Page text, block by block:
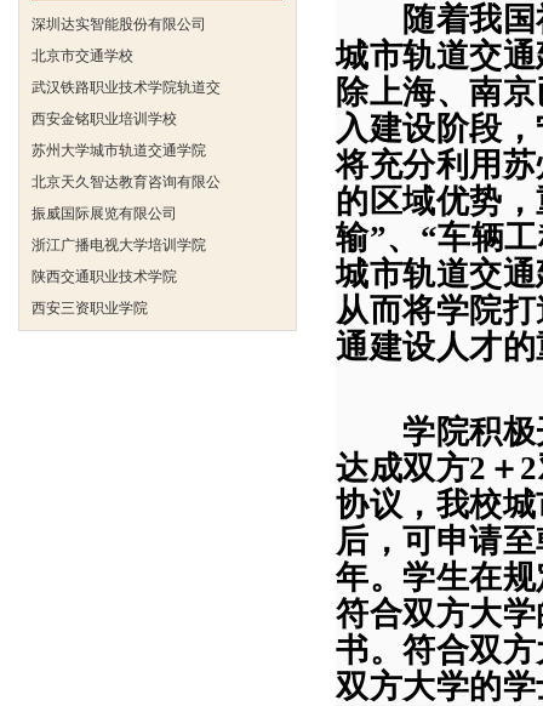
振威国际展览有限公司
达诺巴特集团（中国）
随着我
城市轨道交
除上海、南京
入建设阶段，
将充分利用
的区域优势
输”、 “车辆
城市轨道交
从而将学院
通建设人才
学院积极
达成双方2 ＋ 2
协议，我校
后，可申请
年。学生在
符合双方大
书。符合双
双方大学的